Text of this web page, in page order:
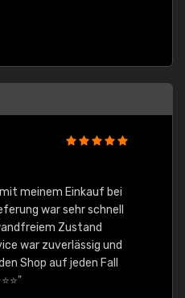
meinem Einkauf bei
war sehr schnell
Zustand
war zuverlässig und
Shop auf jeden Fall